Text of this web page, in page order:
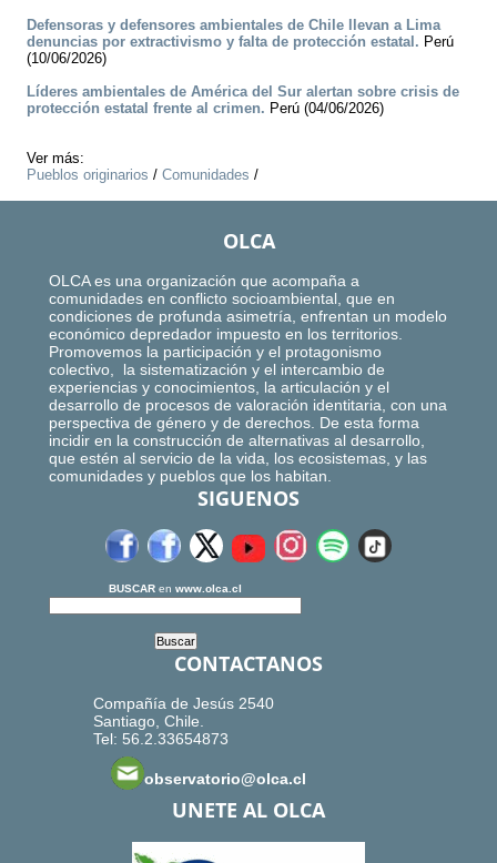
Defensoras y defensores ambientales de Chile llevan a Lima
denuncias por extractivismo y falta de protección estatal. Perú
(10/06/2026)
Líderes ambientales de América del Sur alertan sobre crisis de
protección estatal frente al crimen. Perú (04/06/2026)
Ver más:
Pueblos originarios / Comunidades /
OLCA
OLCA es una organización que acompaña a
comunidades en conflicto socioambiental, que en
condiciones de profunda asimetría, enfrentan un modelo
económico depredador impuesto en los territorios.
Promovemos la participación y el protagonismo
colectivo, la sistematización y el intercambio de
experiencias y conocimientos, la articulación y el
desarrollo de procesos de valoración identitaria, con una
perspectiva de género y de derechos. De esta forma
incidir en la construcción de alternativas al desarrollo,
que estén al servicio de la vida, los ecosistemas, y las
comunidades y pueblos que los habitan.
SIGUENOS
BUSCAR en www.olca.cl
CONTACTANOS
Compañía de Jesús 2540
Santiago, Chile.
Tel: 56.2.33654873
observatorio@olca.cl
UNETE AL OLCA